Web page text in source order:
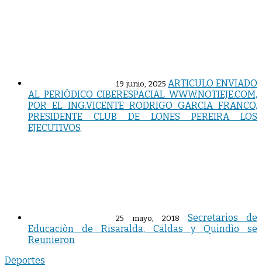
19 junio, 2025 ARTICULO ENVIADO
AL PERIÓDICO CIBERESPACIAL WWW.NOTIEJE.COM,
POR EL ING.VICENTE RODRIGO GARCIA FRANCO,
PRESIDENTE CLUB DE LONES PEREIRA LOS
EJECUTIVOS,
25 mayo, 2018
Secretarios de
Educaciòn de Risaralda, Caldas y Quindìo se
Reunieron
Deportes